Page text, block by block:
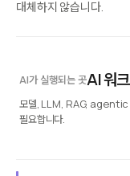
대체하지 않습니다.
AI가 실행되는 곳AI 워
모델, LLM, RAG, agentic
필요합니다.